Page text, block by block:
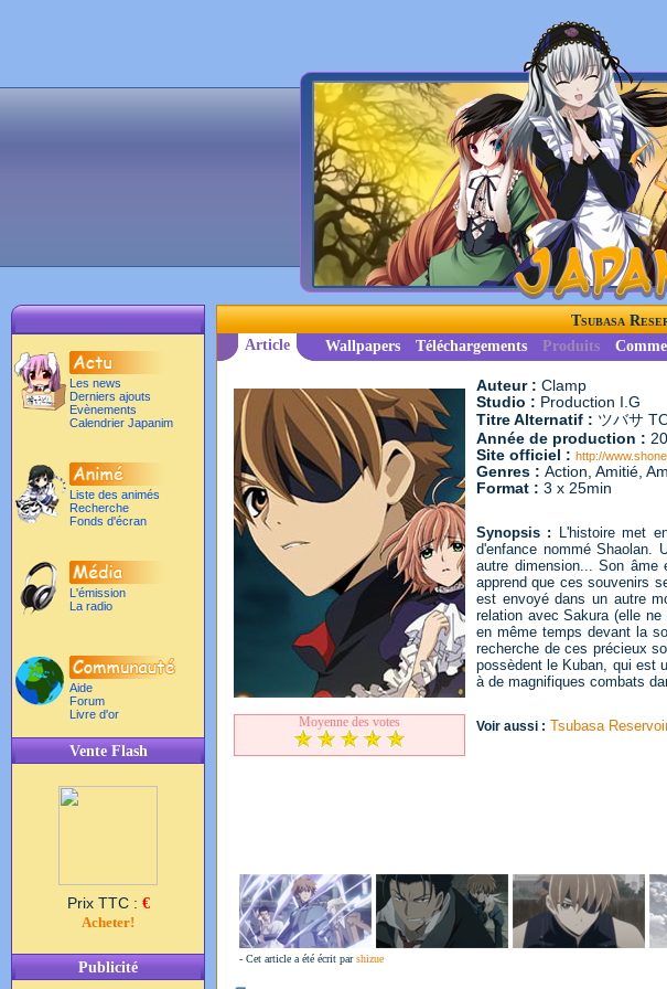
Les news
Derniers ajouts
Evènements
Calendrier Japanim
Liste des animés
Recherche
Fonds d'écran
L'émission
La radio
Aide
Forum
Livre d'or
Vente Flash
Prix TTC : €
Acheter!
Publicité
Tsubasa
Article Wallpapers Téléchargements Produits
Moyenne des votes
Auteur : Clamp
Studio : Production I.G
Titre Alternatif : ツバサ
Année de production :
Site officiel : http://
Genres : Action, Amitié,
Format : 3 x 25min
Synopsis :
L'histoire met
d'enfance nommé Shaolan.
autre dimension... Son
apprend que ces souvenirs
est envoyé dans un autre
relation avec Sakura (elle
en même temps devant la
recherche de ces précieux
possèdent le Kuban, qui est
à de magnifiques combats
Voir aussi : Tsubasa
- Cet article a été écrit parshizue